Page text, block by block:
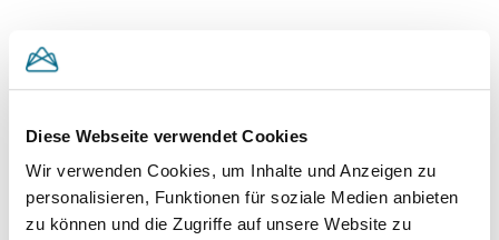
Diese Webseite verwendet Cookies
Wir verwenden Cookies, um Inhalte und Anzeigen zu
personalisieren, Funktionen für soziale Medien anbieten
zu können und die Zugriffe auf unsere Website zu
des neuartigen Tracking-Codes zum Nachweis
Unternehmen aus Friedrichshafen
kontinuierlich durch Innovationen das
Geschäft der beiden Marken followfish und
followfood vorangetrieben und damit auch